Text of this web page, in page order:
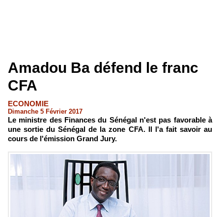
Amadou Ba défend le franc
CFA
ECONOMIE
Dimanche 5 Février 2017
Le ministre des Finances du Sénégal n'est pas favorable à
une sortie du Sénégal de la zone CFA. Il l'a fait savoir au
cours de l'émission Grand Jury.